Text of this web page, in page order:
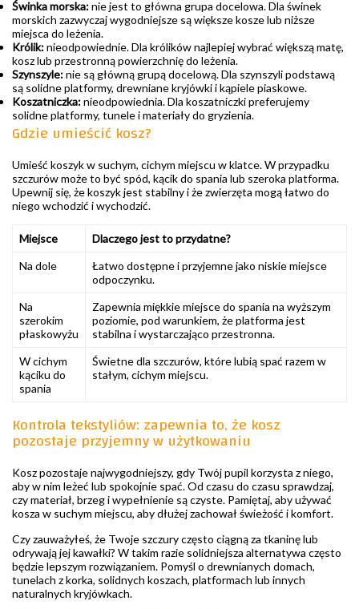
Świnka morska:nie jest to główna grupa docelowa. Dla świnek
morskich zazwyczaj wygodniejsze są większe kosze lub niższe
miejsca do leżenia.
Królik:nieodpowiednie. Dla królików najlepiej wybrać większą matę,
kosz lub przestronną powierzchnię do leżenia.
Szynszyle:nie są główną grupą docelową. Dla szynszyli podstawą
są solidne platformy, drewniane kryjówki i kąpiele piaskowe.
Koszatniczka:nieodpowiednia. Dla koszatniczki preferujemy
solidne platformy, tunele i materiały do gryzienia.
Gdzie umieścić kosz?
Umieść koszyk w suchym, cichym miejscu w klatce. W przypadku
szczurów może to być spód, kącik do spania lub szeroka platforma.
Upewnij się, że koszyk jest stabilny i że zwierzęta mogą łatwo do
niego wchodzić i wychodzić.
Miejsce
Dlaczego jest to przydatne?
Na dole
Łatwo dostępne i przyjemne jako niskie miejsce
odpoczynku.
Na
szerokim
płaskowyżu
Zapewnia miękkie miejsce do spania na wyższym
poziomie, pod warunkiem, że platforma jest
stabilna i wystarczająco przestronna.
W cichym
kąciku do
spania
Świetne dla szczurów, które lubią spać razem w
stałym, cichym miejscu.
Kontrola tekstyliów: zapewnia to, że kosz
pozostaje przyjemny w użytkowaniu
Kosz pozostaje najwygodniejszy, gdy Twój pupil korzysta z niego,
aby w nim leżeć lub spokojnie spać. Od czasu do czasu sprawdzaj,
czy materiał, brzeg i wypełnienie są czyste. Pamiętaj, aby używać
kosza w suchym miejscu, aby dłużej zachował świeżość i komfort.
Czy zauważyłeś, że Twoje szczury często ciągną za tkaninę lub
odrywają jej kawałki? W takim razie solidniejsza alternatywa często
będzie lepszym rozwiązaniem. Pomyśl o drewnianych domach,
tunelach z korka, solidnych koszach, platformach lub innych
naturalnych kryjówkach.